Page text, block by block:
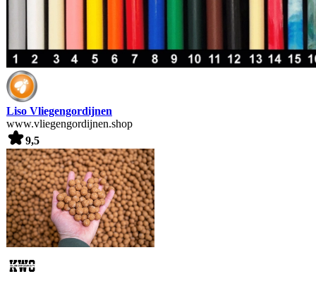
Liso Vliegengordijnen
www.vliegengordijnen.shop
9,5